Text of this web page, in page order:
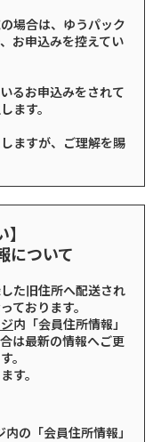
場合は、ゆうパック
お申込みを控えてい
るお申込みをされて
ます。
ますが、ご理解を賜
について
た旧住所へ配送され
ております。
内「会員住所情報」
は最新の情報へご更
。
す。
の「会員住所情報」